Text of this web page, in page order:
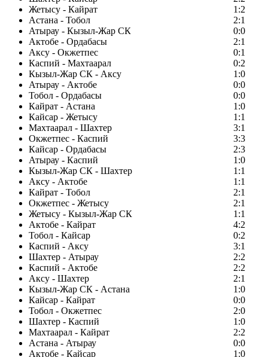
Жетысу - Кайрат
1:2
Астана - Тобол
2:1
Атырау - Кызыл-Жар СК
0:0
Актобе - Ордабасы
2:1
Аксу - Окжетпес
0:1
Каспий - Махтаарал
0:2
Кызыл-Жар СК - Аксу
1:0
Атырау - Актобе
0:0
Тобол - Ордабасы
0:0
Кайрат - Астана
1:0
Кайсар - Жетысу
1:1
Махтаарал - Шахтер
3:1
Окжетпес - Каспий
3:3
Кайсар - Ордабасы
2:3
Атырау - Каспий
1:0
Кызыл-Жар СК - Шахтер
1:1
Аксу - Актобе
1:1
Кайрат - Тобол
2:1
Окжетпес - Жетысу
2:1
Жетысу - Кызыл-Жар СК
1:1
Актобе - Кайрат
4:2
Тобол - Кайсар
0:2
Каспий - Аксу
3:1
Шахтер - Атырау
2:2
Каспий - Актобе
2:2
Аксу - Шахтер
2:1
Кызыл-Жар СК - Астана
1:0
Кайсар - Кайрат
0:0
Тобол - Окжетпес
2:0
Шахтер - Каспий
1:0
Махтаарал - Кайрат
2:2
Астана - Атырау
0:0
Актобе - Кайсар
1:0